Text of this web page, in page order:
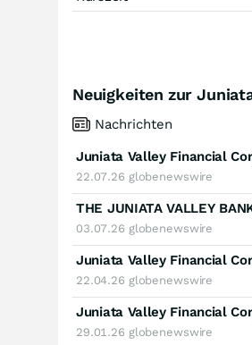
Neuigkeiten zur
Nachrichten
Juniata Valley Financial
22.07.26 globenewswire
THE JUNIATA VALLEY
03.07.26 globenewswire
Juniata Valley Financial
22.04.26 globenewswire
29.01.26 globenewswire